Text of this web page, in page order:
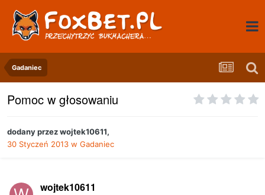
Gadaniec
Pomoc w głosowaniu
dodany przezwojtek10611,
30 Styczeń 2013 w Gadaniec
wojtek10611